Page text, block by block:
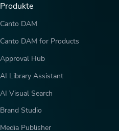
Produkte
Canto DAM
Canto DAM for Products
Approval Hub
AI Library Assistant
AI Visual Search
Brand Studio
Media Publisher